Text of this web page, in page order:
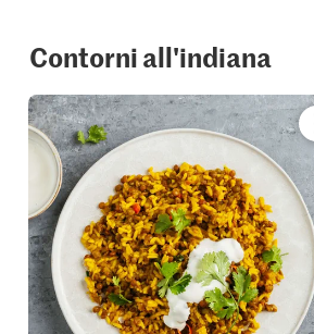
Contorni all'indiana